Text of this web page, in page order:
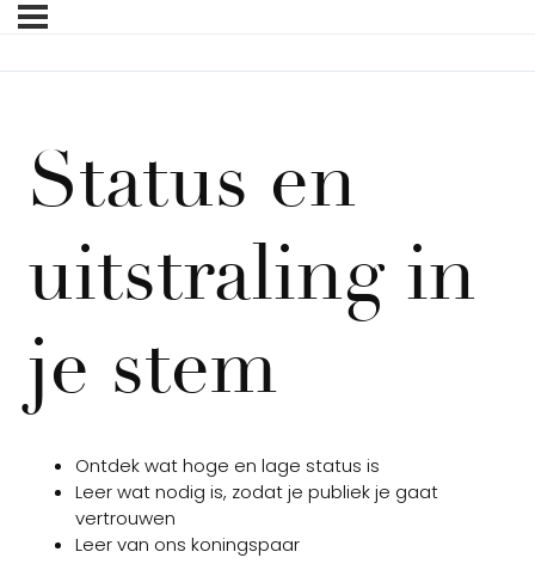
Status en
uitstraling in
je stem
Ontdek wat hoge en lage status is
Leer wat nodig is, zodat je publiek je gaat
vertrouwen
Leer van ons koningspaar